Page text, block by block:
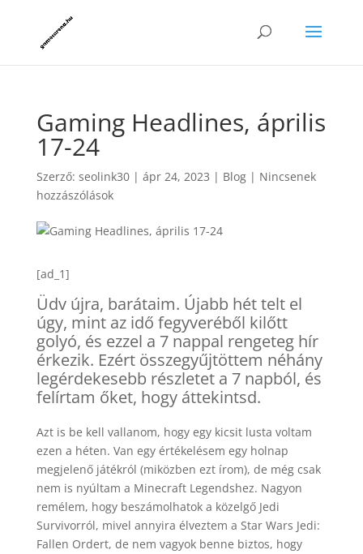
Gaming Headlines, április
17-24
Szerző: seolink30| ápr 24, 2023 | Blog| Nincsenek
hozzászólások
[ad_1]
Üdv újra, barátaim. Újabb hét telt el
úgy, mint az idő fegyveréből kilőtt
golyó, és ezzel a 7 nappal rengeteg hír
érkezik. Ezért összegyűjtöttem néhány
legérdekesebb részletet a 7 napból, és
felírtam őket, hogy áttekintsd.
Azt is be kell vallanom, hogy egy kicsit lusta voltam
ezen a héten. Van egy értékelésem egy holnap
megjelenő játékról (miközben ezt írom), de még csak
nem is nyúltam a Minecraft Legendshez. Nagyon
remélem, hogy beszámolhatok a közelgő Jedi
Survivorról, mivel annyira élveztem a Star Wars Jedi:
Fallen Ordert, de nem vagyok benne biztos, hogy